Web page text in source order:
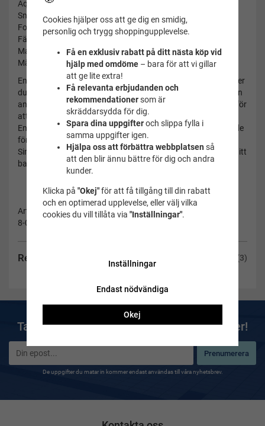
Recensioner (3)
Aquashort (korta ben)
Snöre i midjan
Fodrad framtill
Färg: svart
Material: 100% polyester i tyget (klortålig)
Märke: Speedo
Endurance®+ När poolen är ditt första val för träning, behöver
du ett badplagg som klarar de hårda villkoren för regelbunden
användning och kontakt med klor. Endurance+ är utformad för
att möta dessa krav. Alla badkläder med märkningen
Endurance+ är 100% klortåliga, snabbtorkande och tillverkade
för att hålla form och färg, även efter daglig användning.
Simma utan att någonsin behöva oroa dig för kvaliteten på ditt
badplagg!
Artikelnummer:
8-007300001-164
Ta del av våra bästa erbjudanden & nyheter!
Prenumerera
De uppgifter du matar in kommer endast användas till våra nyhetsbrev.
Cookies hjälper oss att ge dig en smidig,
personlig och trygg shoppingupplevelse.
Få en exklusiv rabatt på ditt nästa köp vid
hjälp med omdöme– bara för att vi gillar
att ge lite extra!
Få relevanta erbjudanden och
rekommendationersom är
skräddarsydda för dig.
Spara dina uppgifteroch slippa fylla i
samma uppgifter igen.
Hjälpa oss att förbättra webbplatsen så
att den blir ännu bättre för dig och andra
kunder.
Klicka på "Okej"för att få tillgång till din rabatt
och en optimerad upplevelse, eller välj vilka
cookies du vill tillåta via "Inställningar".
Inställningar
Endast nödvändiga
Okej